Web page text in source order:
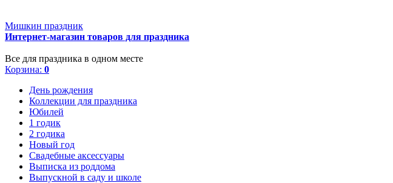
Мишкин праздник
Интернет-магазин товаров для праздника
Все для праздника в одном месте
Корзина: 0
День рождения
Коллекции для праздника
Юбилей
1 годик
2 годика
Новый год
Свадебные аксессуары
Выписка из роддома
Выпускной в саду и школе